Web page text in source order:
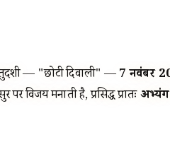
— "छोटी दिवाली" —7 नवंबर
पर विजय मनाती है, प्रसिद्ध प्रातःअभ्यंग